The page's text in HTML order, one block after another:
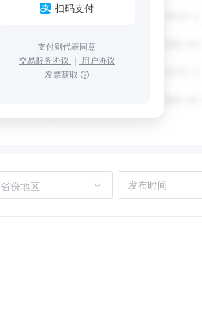
扫码支付
支付则代表同意
交易服务协议 ｜ 用户协议
发票获取
省份地区